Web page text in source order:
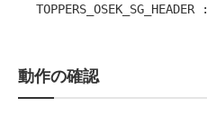
動作の確認